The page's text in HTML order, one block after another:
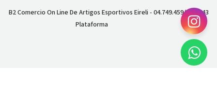
B2 Comercio On Line De Artigos Esportivos Eireli - 04.749.459/0001-43
Plataforma